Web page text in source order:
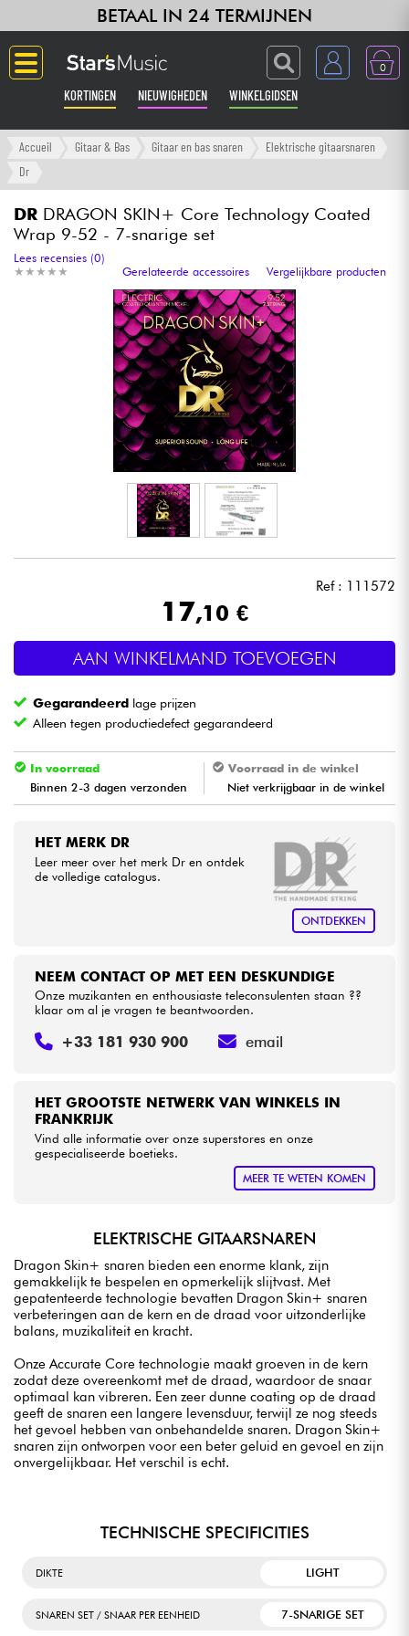
BETAAL IN 24 TERMIJNEN
0
KORTINGEN NIEUWIGHEDEN WINKELGIDSEN
Langue
Versterker & Effecten
Synths & samplers
Home-studio
Hoofdtelefoon
Microfoon
Drums & percussie
Blaasinstrument
Viool & Quatuor
Kabels & toebehoren
Bekijk onze merken
Accueil Gitaar & Bas Gitaar en bas snaren
Elektrische gitaarsnaren
Dr
DR DRAGON SKIN+ Core Technology Coated
Wrap 9-52 - 7-snarige set
★ ★ ★ ★ ★
★ ★ ★ ★ ★
Lees recensies (0)
Gerelateerde accessoires
Vergelijkbare producten
Ref : 111572
17,10 €
AAN WINKELMAND TOEVOEGEN
Gegarandeerd lage prijzen
Alleen tegen productiedefect gegarandeerd
In voorraad
Binnen 2-3 dagen verzonden
Voorraad in de winkel
Niet verkrijgbaar in de winkel
HET MERK DR
Leer meer over het merk Dr en ontdek
de volledige catalogus.
ONTDEKKEN
HET GROOTSTE NETWERK VAN WINKELS IN
FRANKRIJK
Vind alle informatie over onze superstores en onze
gespecialiseerde boetieks.
MEER TE WETEN KOMEN
NEEM CONTACT OP MET EEN DESKUNDIGE
Onze muzikanten en enthousiaste teleconsulenten staan ??
klaar om al je vragen te beantwoorden.
+33 181 930 900 email
ELEKTRISCHE GITAARSNAREN
Dragon Skin+ snaren bieden een enorme klank, zijn
gemakkelijk te bespelen en opmerkelijk slijtvast. Met
gepatenteerde technologie bevatten Dragon Skin+ snaren
verbeteringen aan de kern en de draad voor uitzonderlijke
balans, muzikaliteit en kracht.
Onze Accurate Core technologie maakt groeven in de kern
zodat deze overeenkomt met de draad, waardoor de snaar
optimaal kan vibreren. Een zeer dunne coating op de draad
geeft de snaren een langere levensduur, terwijl ze nog steeds
het gevoel hebben van onbehandelde snaren. Dragon Skin+
snaren zijn ontworpen voor een beter geluid en gevoel en zijn
onvergelijkbaar. Het verschil is echt.
TECHNISCHE SPECIFICITIES
DIKTE LIGHT
SNAREN SET / SNAAR PER EENHEID 7-SNARIGE SET